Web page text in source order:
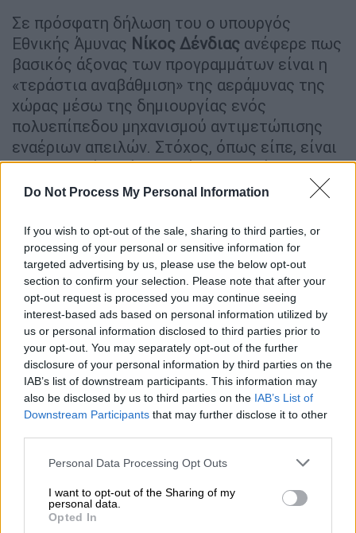
Do Not Process My Personal Information
If you wish to opt-out of the sale, sharing to third parties, or
processing of your personal or sensitive information for
targeted advertising by us, please use the below opt-out
section to confirm your selection. Please note that after your
opt-out request is processed you may continue seeing
interest-based ads based on personal information utilized by
us or personal information disclosed to third parties prior to
your opt-out. You may separately opt-out of the further
disclosure of your personal information by third parties on the
IAB’s list of downstream participants. This information may
also be disclosed by us to third parties on the IAB’s List of
Downstream Participants that may further disclose it to other
Please note that this website/app uses one or more Google
not limited to your visit or usage behaviour. You may click to
grant or deny consent to Google and its third-party tags to
use your data for below specified purposes in below Google
Personal Data Processing Opt Outs
I want to opt-out of the Sharing of my
personal data.
Opted In
Σε πρόσφατη δήλωση του ο υπουργός
Εθνικής Άμυνας Νίκος Δένδιας ανέφερε πως
βασικός άξονας των προγραμμάτων είναι η
«τεράστια αναβάθμιση» της αεράμυνας της
χώρας μέσω της δημιουργίας ενός
πολυεπίπεδου μηχανισμού αντιμετώπισης
εναέριων απειλών. Στόχος, όπως είπε, είναι
η δημιουργία ενός θολού προστασίας της
ελληνικής επικράτειας με πολλαπλά επίπεδα
απειλών, των αεροσκαφών, των drones, αλλά
και των πυραύλων και των βαλλιστικών
πυραύλων.
Τι είναι η «ρήτρα αμοιβαίας
συνδρομής»
Στην ανάγκη να έχουμε ένα « σαφή και
εφαρμόσιμο οδικό χάρτη» σε περίπτωση που
δεχτεί επίθεση ευρωπαϊκό έδαφος
αναφέρθηκε στην εβδομαδιαία του ανάρτηση
οΚυριάκος Μητσοτάκης. Ουσιαστικά η
σχετική συζήτηση - που αφορά το άρθρο 42,
παράγραφος 7, της συνθήκης της Ε.Ε - έχει
ανοίξει, μετά και την ευρωπαϊκή «ασπίδα»
που υπήρξε στην Κύπρο.